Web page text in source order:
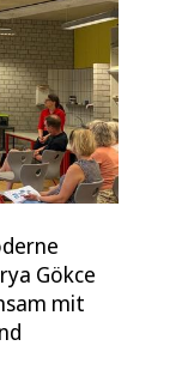
Gökce
mit